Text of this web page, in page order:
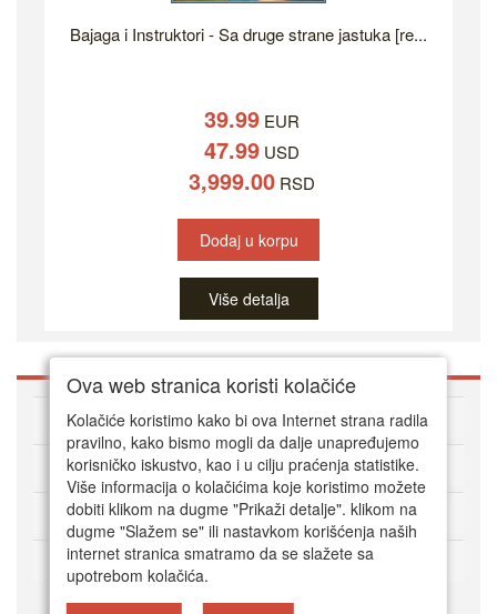
Bajaga i Instruktori - Sa druge strane jastuka [re...
39.99EUR
47.99USD
3,999.00RSD
Dodaj u korpu
Više detalja
O DVD Zoni
Kako kupovati online
Korisnički servis
Način plaćanja
Ova web stranica koristi kolačiće
Kolačiće koristimo kako bi ova Internet strana radila
pravilno, kako bismo mogli da dalje unapređujemo
korisničko iskustvo, kao i u cilju praćenja statistike.
Više informacija o kolačićima koje koristimo možete
dobiti klikom na dugme "Prikaži detalje". klikom na
dugme "Slažem se" ili nastavkom korišćenja naših
internet stranica smatramo da se slažete sa
upotrebom kolačića.